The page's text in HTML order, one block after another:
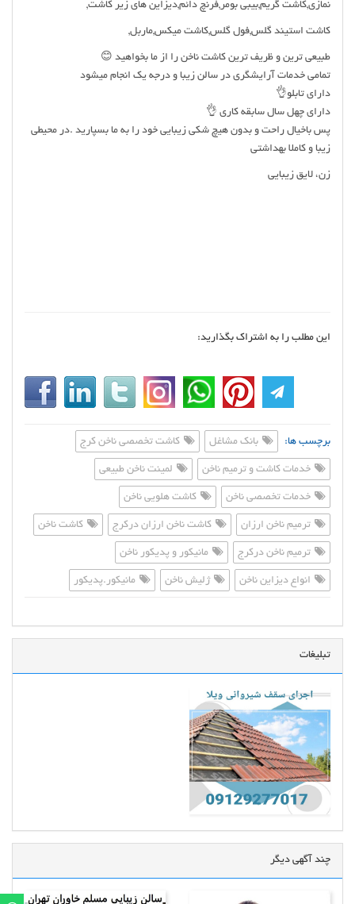
نمازی,کاشت گریم,بیبی بومر,فرنچ دائم,دیزاین های زیر کاشت,
کاشت استیند گلس,فول گلس,کاشت میکس,ماربل,
طبیعی ترین و ظریف ترین کاشت ناخن را از ما بخواهید 😊
تمامی خدمات آرایشگری در سالن زیبا و درجه یک انجام میشود
دارای تابلو👌
دارای چهل سال سابقه کاری 👌
پس باخیال راحت و بدون هیچ شکی زیبایی خود را به ما بسپارید .در محیطی
زیبا و کاملا بهداشتی
زن، لایق زیبایی
این مطلب را به اشتراک بگذارید:
برچسب ها: بانک مشاغل کاشت تخصصی ناخن کرج
خدمات کاشت و ترمیم ناخن لمینت ناخن طبیعی
خدمات تخصصی ناخن کاشت هلویی ناخن
ترمیم ناخن ارزان کاشت ناخن ارزان درکرج کاشت ناخن
ترمیم ناخن درکرج مانیکور و پدیکور ناخن
انواع دیزاین ناخن ژلیش ناخن مانیکور.پدیکور
تبلیغات
چند آگهی دیگر